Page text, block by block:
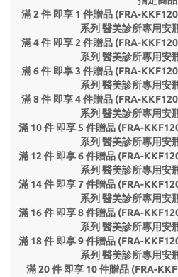
滿 2 件 即享 1 件贈品 (FRA-
系列 醫美診所專用安
滿 4 件 即享 2 件贈品 (FRA-
系列 醫美診所專用安
滿 6 件 即享 3 件贈品 (FRA-
系列 醫美診所專用安
滿 8 件 即享 4 件贈品 (FRA-
系列 醫美診所專用安
滿 10 件 即享 5 件贈品 (FRA-
系列 醫美診所專用安
滿 12 件 即享 6 件贈品 (FRA-
系列 醫美診所專用安
滿 14 件 即享 7 件贈品 (FRA-
系列 醫美診所專用安
滿 16 件 即享 8 件贈品 (FRA-
系列 醫美診所專用安
滿 18 件 即享 9 件贈品 (FRA-
系列 醫美診所專用安
滿 20 件 即享 10 件贈品 (FRA-